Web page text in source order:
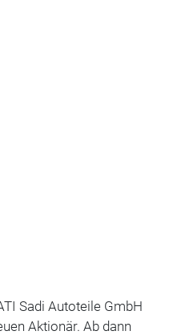
Sadi Autoteile GmbH
Aktionär. Ab dann